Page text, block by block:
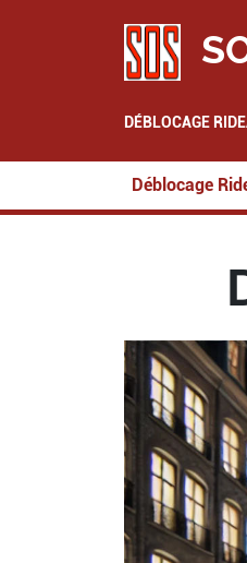
DÉBLOCAGE
Déblocage